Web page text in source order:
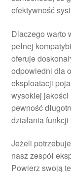
efektywność
Dlaczego warto
pełnej
oferuje
odpowiedni dla
eksploatacji
wysokiej jakości
pewność
działania
Jeżeli
nasz zespół
Powierz swoją